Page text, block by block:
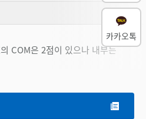
COM은 2점이 있으나 내부는
카카오톡